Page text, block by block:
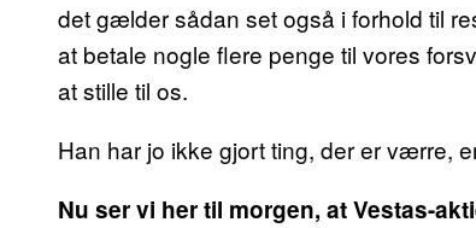
det gælder sådan set også i forhold til
at betale nogle flere penge til vores
at stille til os.
Han har jo ikke gjort ting, der er værre,
Nu ser vi her til morgen, at Vestas-